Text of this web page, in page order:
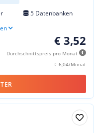
5 Datenbanken
€ 3,52
Durchschnittspreis pro Monat
€ 6,04/Monat